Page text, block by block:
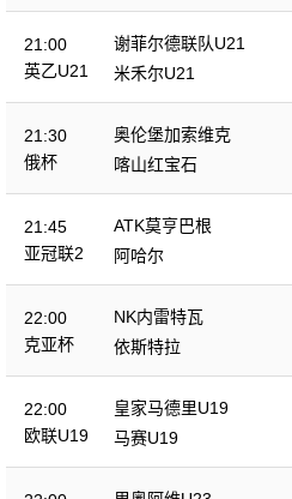
21:00
英乙U21
谢菲尔德联队U21
米禾尔U21
21:30
俄杯
奥伦堡加索维克
喀山红宝石
21:45
亚冠联2
ATK莫亨巴根
阿哈尔
22:00
克亚杯
NK内雷特瓦
依斯特拉
22:00
欧联U19
皇家马德里U19
马赛U19